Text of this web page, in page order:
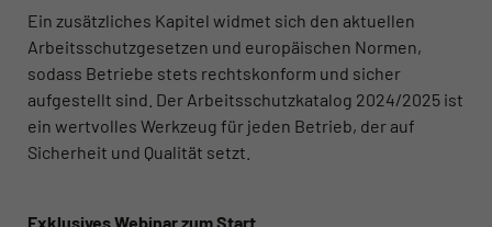
Ein zusätzliches Kapitel widmet sich den aktuellen
Arbeitsschutzgesetzen und europäischen Normen,
sodass Betriebe stets rechtskonform und sicher
aufgestellt sind. Der Arbeitsschutzkatalog 2024/2025 ist
ein wertvolles Werkzeug für jeden Betrieb, der auf
Sicherheit und Qualität setzt.
Exklusives Webinar zum Start